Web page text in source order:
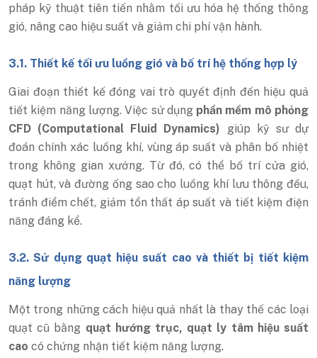
pháp kỹ thuật tiên tiến nhằm tối ưu hóa hệ thống thông
gió, nâng cao hiệu suất và giảm chi phí vận hành.
3.1. Thiết kế tối ưu luồng gió và bố trí hệ thống hợp lý
Giai đoạn thiết kế đóng vai trò quyết định đến hiệu quả
tiết kiệm năng lượng. Việc sử dụng phần mềm mô phỏng
CFD (Computational Fluid Dynamics) giúp kỹ sư dự
đoán chính xác luồng khí, vùng áp suất và phân bố nhiệt
trong không gian xưởng. Từ đó, có thể bố trí cửa gió,
quạt hút, và đường ống sao cho luồng khí lưu thông đều,
tránh điểm chết, giảm tổn thất áp suất và tiết kiệm điện
năng đáng kể.
3.2. Sử dụng quạt hiệu suất cao và thiết bị tiết kiệm
năng lượng
Một trong những cách hiệu quả nhất là thay thế các loại
quạt cũ bằng quạt hướng trục, quạt ly tâm hiệu suất
cao có chứng nhận tiết kiệm năng lượng.